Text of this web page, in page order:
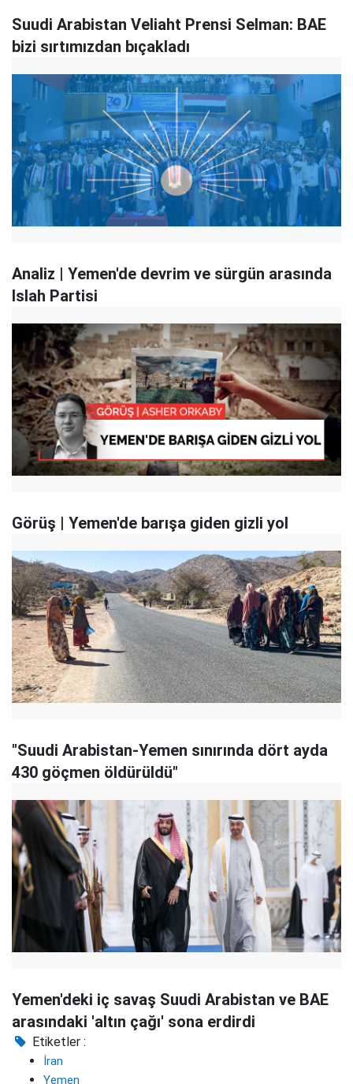
Suudi Arabistan Veliaht Prensi Selman: BAE
bizi sırtımızdan bıçakladı
Analiz | Yemen'de devrim ve sürgün arasında
Islah Partisi
Görüş | Yemen'de barışa giden gizli yol
"Suudi Arabistan-Yemen sınırında dört ayda
430 göçmen öldürüldü"
Yemen'deki iç savaş Suudi Arabistan ve BAE
arasındaki 'altın çağı' sona erdirdi
Etiketler :
İran
Yemen